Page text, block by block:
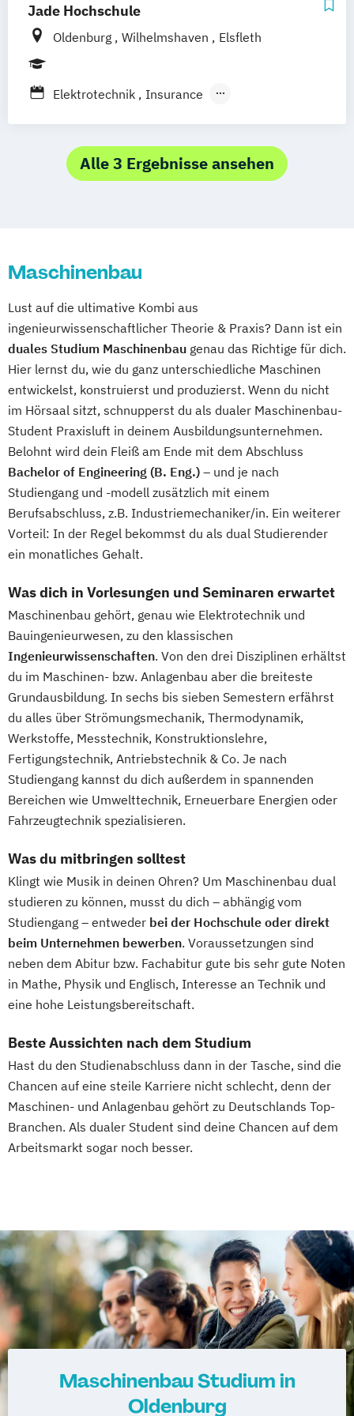
Medical Care
Personalmanagement
Psychologie & Künstliche Intelligenz
Real Estate Management Soziale Arbeit
Wirtschaftsrecht Vertiefung Notariat
Jade Hochschule
Oldenburg Wilhelmshaven Elsfleth
Elektrotechnik
Insurance
Maschinenbau Maschinenbau-Informatik
Alle 3 Ergebnisse ansehen
Maschinenbau
Lust auf die ultimative Kombi aus
ingenieurwissenschaftlicher Theorie & Praxis? Dann ist ein
duales Studium Maschinenbau genau das Richtige für dich.
Hier lernst du, wie du ganz unterschiedliche Maschinen
entwickelst, konstruierst und produzierst. Wenn du nicht
im Hörsaal sitzt, schnupperst du als dualer Maschinenbau-
Student Praxisluft in deinem Ausbildungsunternehmen.
Belohnt wird dein Fleiß am Ende mit dem Abschluss
Bachelor of Engineering (B. Eng.) – und je nach
Studiengang und -modell zusätzlich mit einem
Berufsabschluss, z.B. Industriemechaniker/in. Ein weiterer
Vorteil: In der Regel bekommst du als dual Studierender
ein monatliches Gehalt.
Was dich in Vorlesungen und Seminaren erwartet
Maschinenbau gehört, genau wie Elektrotechnik und
Bauingenieurwesen, zu den klassischen
Ingenieurwissenschaften. Von den drei Disziplinen erhältst
du im Maschinen- bzw. Anlagenbau aber die breiteste
Grundausbildung. In sechs bis sieben Semestern erfährst
du alles über Strömungsmechanik, Thermodynamik,
Werkstoffe, Messtechnik, Konstruktionslehre,
Fertigungstechnik, Antriebstechnik & Co. Je nach
Studiengang kannst du dich außerdem in spannenden
Bereichen wie Umwelttechnik, Erneuerbare Energien oder
Fahrzeugtechnik spezialisieren.
Was du mitbringen solltest
Klingt wie Musik in deinen Ohren? Um Maschinenbau dual
studieren zu können, musst du dich – abhängig vom
Studiengang – entweder bei der Hochschule oder direkt
beim Unternehmen bewerben. Voraussetzungen sind
neben dem Abitur bzw. Fachabitur gute bis sehr gute Noten
in Mathe, Physik und Englisch, Interesse an Technik und
eine hohe Leistungsbereitschaft.
Beste Aussichten nach dem Studium
Hast du den Studienabschluss dann in der Tasche, sind die
Chancen auf eine steile Karriere nicht schlecht, denn der
Maschinen- und Anlagenbau gehört zu Deutschlands Top-
Branchen. Als dualer Student sind deine Chancen auf dem
Arbeitsmarkt sogar noch besser.
Maschinenbau Studium in
Oldenburg